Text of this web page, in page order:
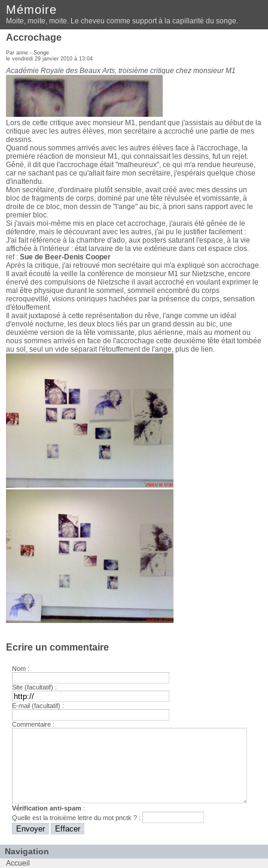
Mémoire
Moite, moite, moite. Le cheveu comme support à la capillarité du songe.
Accrochage
Par anne - Songe
le vendredi 29 janvier 2010 à 13:04
Académie Royale des Beaux Arts, troisième critique chez monsieur M1
Lors de cette critique avec monsieur M1, pendant que j'assistais au début de la
critique avec les autres élèves, mon secrétaire a accroché une partie de mes
dessins.
Quand nous sommes arrivés avec les autres élèves face à l'accrochage, la
première réaction de monsieur M1, qui connaissait les dessins, fut un rejet.
Gêné, il dit que l'accrochage était "malheureux", ce qui m'a rendue heureuse,
car ne sachant pas ce qu'allait faire mon secrétaire, j'espérais quelque chose
d'inattendu.
Mon secrétaire, d'ordinaire plutôt sensible, avait créé avec mes dessins un
bloc de fragments de corps, dominé par une tête révulsée et vomissante, à
droite de ce bloc, mon dessin de "l'ange" au bic, à priori sans rapport avec le
premier bloc.
Si j'avais moi-même mis en place cet accrochage, j'aurais été gênée de le
défendre, mais le découvrant avec les autres, j'ai pu le justifier facilement :
J'ai fait référence à la chambre d'ado, aux posters saturant l'espace, à la vie
affichée à l'intérieur : état larvaire de la vie extérieure dans cet espace clos.
ref : Sue de Beer-Denis Cooper
Après la critique, j'ai retrouvé mon secrétaire qui m'a expliqué son accrochage.
Il avait écouté la veille la conférence de monsieur M1 sur Nietzsche, encore
énervé des compulsions de Nietzsche il avait accroché en voulant exprimer le
mal être physique durant le sommeil, sommeil encombré du corps
recroquevillé, visions oniriques hachées par la présence du corps, sensation
d'étouffement.
Il avait juxtaposé à cette représentation du rêve, l'ange comme un idéal
d'envolé nocturne, les deux blocs liés par un grand dessin au bic, une
deuxième version de la tête vomissante, plus aérienne, mais au moment ou
nous sommes arrivés en face de l'accrochage cette deuxième tête était tombée
au sol, seul un vide séparait l'étouffement de l'ange, plus de lien.
Ecrire un commentaire
Nom :
Site (facultatif) :
E-mail (facultatif) :
Commentaire :
Vérification anti-spam :
Quelle est latroisième lettre du motpnctk ? :
Navigation
Accueil